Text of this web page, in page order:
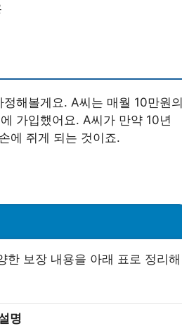
해볼게요. A씨는 매월 10만원의
가입했어요. A씨가 만약 10년
에 쥐게 되는 것이죠.
한 보장 내용을 아래 표로 정리해
명